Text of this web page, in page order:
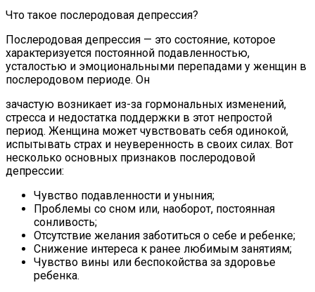
Что такое послеродовая депрессия?
Послеродовая депрессия — это состояние, которое
характеризуется постоянной подавленностью,
усталостью и эмоциональными перепадами у женщин в
послеродовом периоде. Он
зачастую возникает из-за гормональных изменений,
стресса и недостатка поддержки в этот непростой
период. Женщина может чувствовать себя одинокой,
испытывать страх и неуверенность в своих силах. Вот
несколько основных признаков послеродовой
депрессии:
Чувство подавленности и уныния;
Проблемы со сном или, наоборот, постоянная
сонливость;
Отсутствие желания заботиться о себе и ребенке;
Снижение интереса к ранее любимым занятиям;
Чувство вины или беспокойства за здоровье
ребенка.